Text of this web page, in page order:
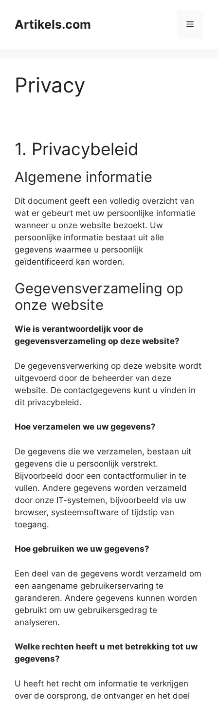
Artikels.com Menu
Privacy
1. Privacybeleid
Algemene informatie
Dit document geeft een volledig overzicht van
wat er gebeurt met uw persoonlijke informatie
wanneer u onze website bezoekt. Uw
persoonlijke informatie bestaat uit alle
gegevens waarmee u persoonlijk
geïdentificeerd kan worden.
Gegevensverzameling op
onze website
Wie is verantwoordelijk voor de
gegevensverzameling op deze website?
De gegevensverwerking op deze website wordt
uitgevoerd door de beheerder van deze
website. De contactgegevens kunt u vinden in
dit privacybeleid.
Hoe verzamelen we uw gegevens?
De gegevens die we verzamelen, bestaan ​​uit
gegevens die u persoonlijk verstrekt.
Bijvoorbeeld door een contactformulier in te
vullen. Andere gegevens worden verzameld
door onze IT-systemen, bijvoorbeeld via uw
browser, systeemsoftware of tijdstip van
toegang.
Hoe gebruiken we uw gegevens?
Een deel van de gegevens wordt verzameld om
een aangename gebruikerservaring te
garanderen. Andere gegevens kunnen worden
gebruikt om uw gebruikersgedrag te
analyseren.
Welke rechten heeft u met betrekking tot uw
gegevens?
U heeft het recht om informatie te verkrijgen
over de oorsprong, de ontvanger en het doel